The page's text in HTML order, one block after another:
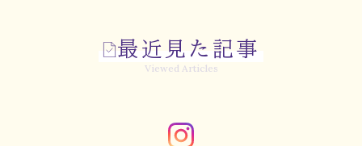
最近見た記事
Viewed Articles